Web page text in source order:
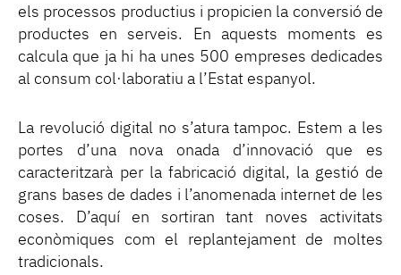
els processos productius i propicien la conversió de
productes en serveis. En aquests moments es
calcula que ja hi ha unes 500 empreses dedicades
al consum col·laboratiu a l’Estat espanyol.
La revolució digital no s’atura tampoc. Estem a les
portes d’una nova onada d’innovació que es
caracteritzarà per la fabricació digital, la gestió de
grans bases de dades i l’anomenada internet de les
coses. D’aquí en sortiran tant noves activitats
econòmiques com el replantejament de moltes
tradicionals.